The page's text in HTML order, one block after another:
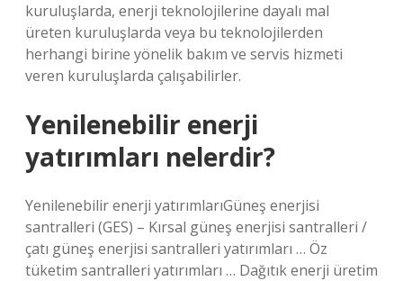
kuruluşlarda, enerji teknolojilerine dayalı mal
üreten kuruluşlarda veya bu teknolojilerden
herhangi birine yönelik bakım ve servis hizmeti
veren kuruluşlarda çalışabilirler.
Yenilenebilir enerji
yatırımları nelerdir?
Yenilenebilir enerji yatırımlarıGüneş enerjisi
santralleri (GES) – Kırsal güneş enerjisi santralleri /
çatı güneş enerjisi santralleri yatırımları … Öz
tüketim santralleri yatırımları … Dağıtık enerji üretim